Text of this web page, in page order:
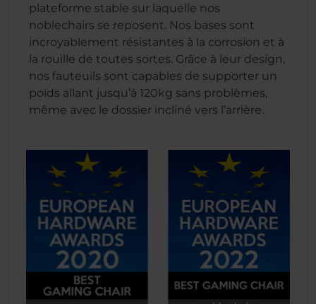
plateforme stable sur laquelle nos
noblechairs se reposent. Nos bases sont
incroyablement résistantes à la corrosion et à
la rouille de toutes sortes. Grâce à leur design,
nos fauteuils sont capables de supporter un
poids allant jusqu’à 120kg sans problèmes,
même avec le dossier incliné vers l’arrière.